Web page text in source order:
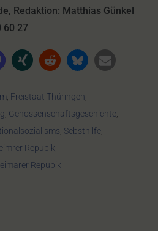
Redaktion: Matthias Günkel
60 27
, Freistaat Thüringen,
, Genossenschaftsgeschichte,
, Sebsthilfe,
Repubik,
Repubik